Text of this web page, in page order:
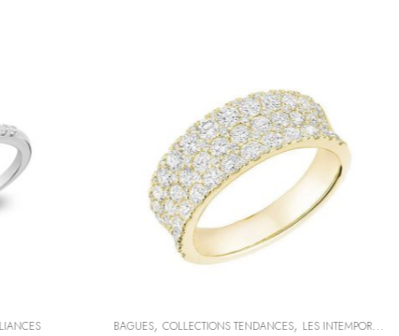
BAGUES, COLLECTIONS TENDANCES, LES INTEMPORELLES